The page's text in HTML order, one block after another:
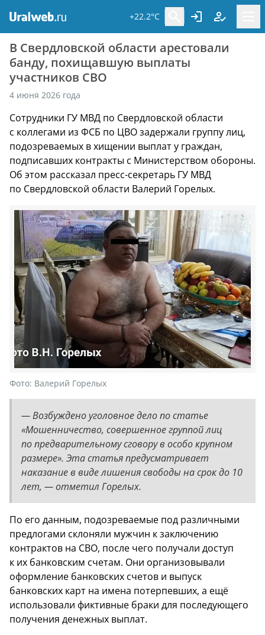
+22.2°C
В Свердловской области арестовали
банду, похищавшую выплаты
участников СВО
4 июня 2026 года
Сотрудники ГУ МВД по Свердловской области
с коллегами из ФСБ по ЦВО задержали группу лиц,
подозреваемых в хищении выплат у граждан,
подписавших контракты с Министерством обороны.
Об этом рассказал пресс-секретарь ГУ МВД
по Свердловской области Валерий Горелых.
Фото: Валерий Горелых
— Возбуждено уголовное дело по статье
«Мошенничество, совершенное группой лиц
по предварительному сговору в особо крупном
размере». Эта статья предусматривает
наказание в виде лишения свободы на срок до 10
лет, — отметил Горелых.
По его данным, подозреваемые под различными
предлогами склоняли мужчин к заключению
контрактов на СВО, после чего получали доступ
к их банковским счетам. Они организовывали
оформление банковских счетов и выпуск
банковских карт на имена потерпевших, а ещё
использовали фиктивные браки для последующего
получения денежных выплат.